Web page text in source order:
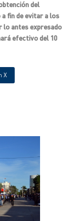
del
a fin de evitar a los
lo antes expresado
efectivo del 10
X